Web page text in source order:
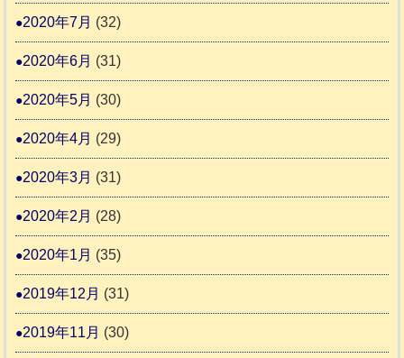
2020年7月 (32)
2020年6月 (31)
2020年5月 (30)
2020年4月 (29)
2020年3月 (31)
2020年2月 (28)
2020年1月 (35)
2019年12月 (31)
2019年11月 (30)